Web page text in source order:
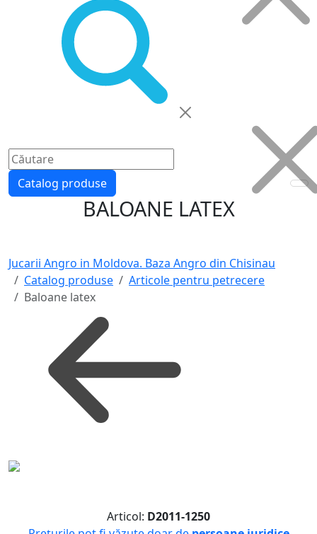
Catalog produse
BALOANE LATEX
Jucarii Angro in Moldova. Baza Angro din Chisinau
Catalog produse
Articole pentru petrecere
Baloane latex
Articol: D2011-1250